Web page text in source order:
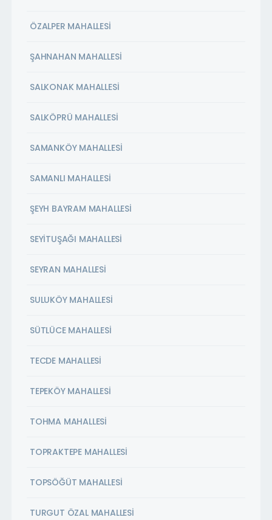
ÖZALPER MAHALLESİ
ŞAHNAHAN MAHALLESİ
SALKONAK MAHALLESİ
SALKÖPRÜ MAHALLESİ
SAMANKÖY MAHALLESİ
SAMANLI MAHALLESİ
ŞEYH BAYRAM MAHALLESİ
SEYİTUŞAĞI MAHALLESİ
SEYRAN MAHALLESİ
SULUKÖY MAHALLESİ
SÜTLÜCE MAHALLESİ
TECDE MAHALLESİ
TEPEKÖY MAHALLESİ
TOHMA MAHALLESİ
TOPRAKTEPE MAHALLESİ
TOPSÖĞÜT MAHALLESİ
TURGUT ÖZAL MAHALLESİ